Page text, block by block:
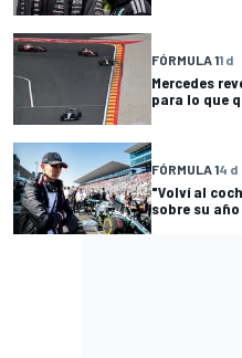
FÓRMULA 11 d
Mercedes
para lo que
FÓRMULA 14 d
"Volví al
sobre su